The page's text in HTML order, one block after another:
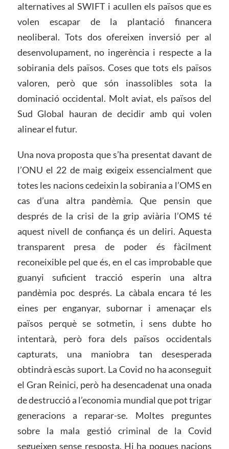
alternatives al SWIFT i acullen els països que es
volen escapar de la plantació financera
neoliberal. Tots dos ofereixen inversió per al
desenvolupament, no ingerència i respecte a la
sobirania dels països. Coses que tots els països
valoren, però que són inassolibles sota la
dominació occidental. Molt aviat, els països del
Sud Global hauran de decidir amb qui volen
alinear el futur.
Una nova proposta que s’ha presentat davant de
l’ONU el 22 de maig exigeix ​​essencialment que
totes les nacions cedeixin la sobirania a l’OMS en
cas d’una altra pandèmia. Que pensin que
després de la crisi de la grip aviària l’OMS té
aquest nivell de confiança és un deliri. Aquesta
transparent presa de poder és fàcilment
reconeixible pel que és, en el cas improbable que
guanyi suficient tracció esperin una altra
pandèmia poc després. La càbala encara té les
eines per enganyar, subornar i amenaçar els
països perquè se sotmetin, i sens dubte ho
intentarà, però fora dels països occidentals
capturats, una maniobra tan desesperada
obtindrà escàs suport. La Covid no ha aconseguit
el Gran Reinici, però ha desencadenat una onada
de destrucció a l’economia mundial que pot trigar
generacions a reparar-se. Moltes preguntes
sobre la mala gestió criminal de la Covid
segueixen sense resposta. Hi ha poques nacions